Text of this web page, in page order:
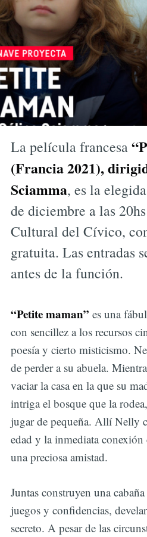
La película francesa
(Francia 2021),
Sciamma, es la
de diciembre a las
Cultural del Cívico,
gratuita. Las entradas
antes de la función.
“Petite maman” es una
con sencillez a los recursos
poesía y cierto misticismo.
de perder a su abuela.
vaciar la casa en la que su
intriga el bosque que la
jugar de pequeña. Allí Nelly
edad y la inmediata conexión
una preciosa amistad.
Juntas construyen una
juegos y confidencias,
secreto. A pesar de las